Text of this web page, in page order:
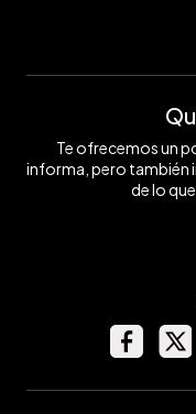
Te ofrecemos un
informa, pero también
de lo